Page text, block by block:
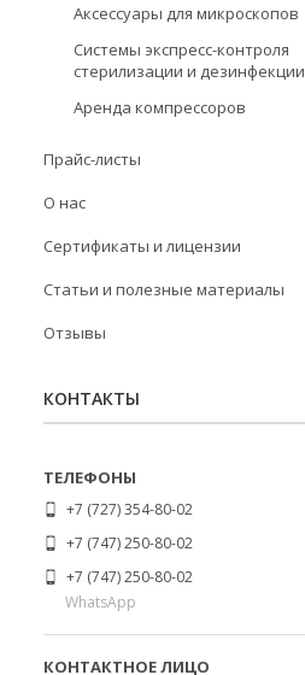
Аксессуары для микроскопов
Системы экспресс-контроля
стерилизации и дезинфекции
Аренда компрессоров
Прайс-листы
О нас
Сертификаты и лицензии
Статьи и полезные материалы
Отзывы
КОНТАКТЫ
+7 (727) 354-80-02
+7 (747) 250-80-02
+7 (747) 250-80-02
WhatsApp